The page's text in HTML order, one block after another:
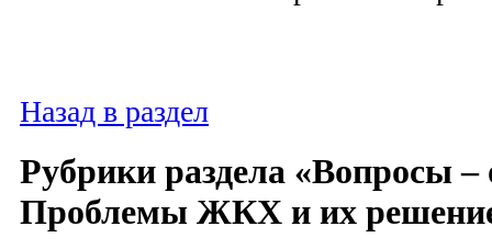
Назад в раздел
Рубрики раздела «Вопросы
Проблемы ЖКХ и их